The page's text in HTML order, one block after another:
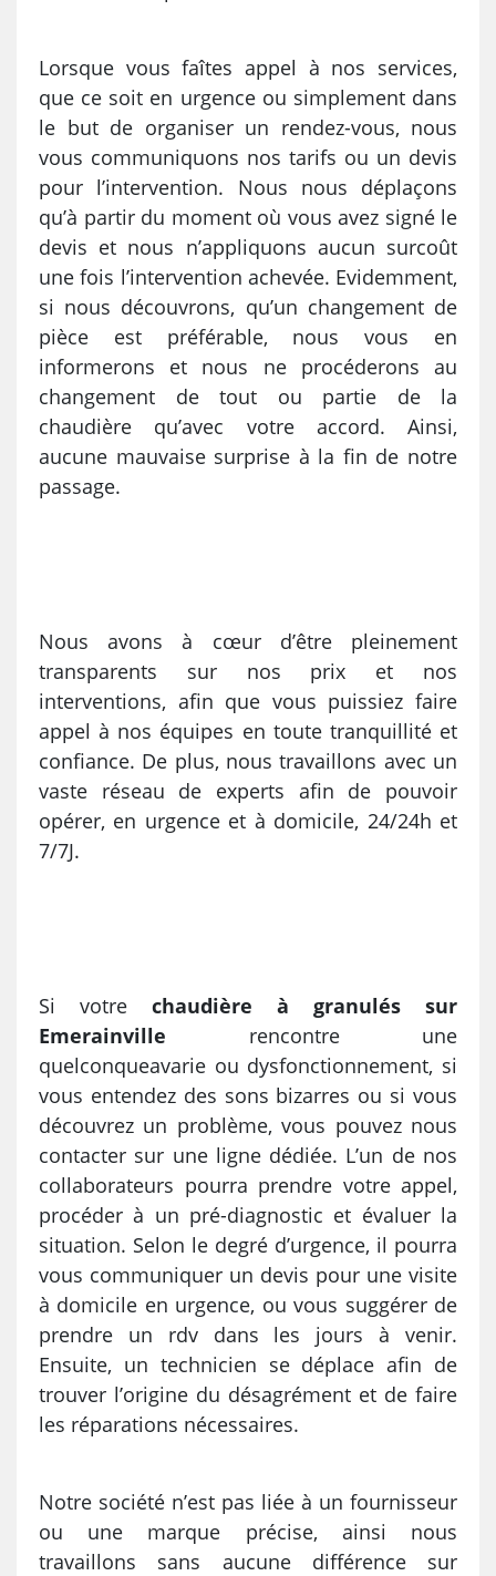
Lorsque vous faîtes appel à nos services,
que ce soit en urgence ou simplement dans
le but de organiser un rendez-vous, nous
vous communiquons nos tarifs ou un devis
pour l’intervention. Nous nous déplaçons
qu’à partir du moment où vous avez signé le
devis et nous n’appliquons aucun surcoût
une fois l’intervention achevée. Evidemment,
si nous découvrons, qu’un changement de
pièce est préférable, nous vous en
informerons et nous ne procéderons au
changement de tout ou partie de la
chaudière qu’avec votre accord. Ainsi,
aucune mauvaise surprise à la fin de notre
passage.
Nous avons à cœur d’être pleinement
transparents sur nos prix et nos
interventions, afin que vous puissiez faire
appel à nos équipes en toute tranquillité et
confiance. De plus, nous travaillons avec un
vaste réseau de experts afin de pouvoir
opérer, en urgence et à domicile, 24/24h et
7/7J.
Si votre chaudière à granulés sur
Emerainville rencontre une
quelconqueavarie ou dysfonctionnement, si
vous entendez des sons bizarres ou si vous
découvrez un problème, vous pouvez nous
contacter sur une ligne dédiée. L’un de nos
collaborateurs pourra prendre votre appel,
procéder à un pré-diagnostic et évaluer la
situation. Selon le degré d’urgence, il pourra
vous communiquer un devis pour une visite
à domicile en urgence, ou vous suggérer de
prendre un rdv dans les jours à venir.
Ensuite, un technicien se déplace afin de
trouver l’origine du désagrément et de faire
les réparations nécessaires.
Notre société n’est pas liée à un fournisseur
ou une marque précise, ainsi nous
travaillons sans aucune différence sur